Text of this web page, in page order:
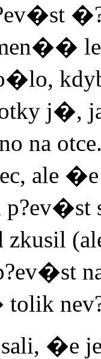
men��
j�,
na
ale
�e